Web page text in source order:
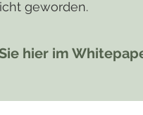
geworden.
hier im